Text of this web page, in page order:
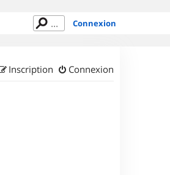
Connexion
Connexion
Inscription